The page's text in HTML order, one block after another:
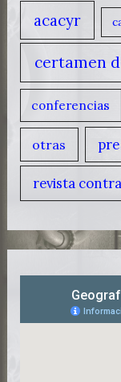
acacyr
certamen
conferencias
otras
revista